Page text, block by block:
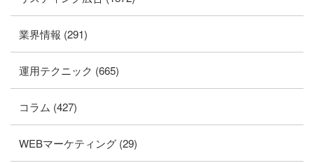
業界情報 (291)
運用テクニック (665)
コラム (427)
WEBマーケティング (29)